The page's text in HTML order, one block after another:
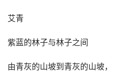
艾青
紫蓝的林子与林子之间
由青灰的山坡到青灰的山坡，